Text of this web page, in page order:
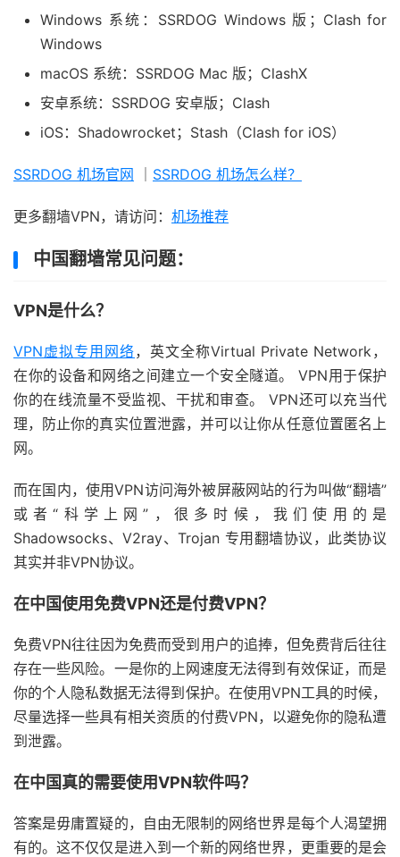
Windows 系统：SSRDOG Windows 版；Clash for
Windows
macOS 系统：SSRDOG Mac 版；ClashX
安卓系统：SSRDOG 安卓版；Clash
iOS：Shadowrocket；Stash（Clash for iOS）
SSRDOG 机场官网 SSRDOG 机场怎么样？
更多翻墙VPN，请访问： 机场推荐
中国翻墙常见问题：
VPN是什么？
VPN虚拟专用网络，英文全称Virtual Private Network，
在你的设备和网络之间建立一个安全隧道。 VPN用于保护
你的在线流量不受监视、干扰和审查。 VPN还可以充当代
理，防止你的真实位置泄露，并可以让你从任意位置匿名上
网。
而在国内，使用VPN访问海外被屏蔽网站的行为叫做“翻墙”
或者“科学上网”，很多时候，我们使用的是
Shadowsocks、V2ray、Trojan 专用翻墙协议，此类协议
其实并非VPN协议。
在中国使用免费VPN还是付费VPN？
免费VPN往往因为免费而受到用户的追捧，但免费背后往往
存在一些风险。一是你的上网速度无法得到有效保证，而是
你的个人隐私数据无法得到保护。在使用VPN工具的时候，
尽量选择一些具有相关资质的付费VPN，以避免你的隐私遭
到泄露。
在中国真的需要使用VPN软件吗？
答案是毋庸置疑的，自由无限制的网络世界是每个人渴望拥
有的。这不仅仅是进入到一个新的网络世界，更重要的是会